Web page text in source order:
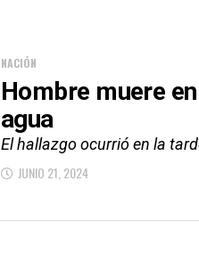
NACIÓN
Hombre muere
agua
El hallazgo ocurrió en la
JUNIO 21, 2024